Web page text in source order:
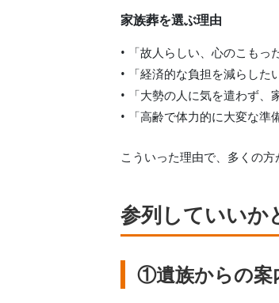
家族葬を選ぶ理由
• 「故人らしい、心のこもっ
• 「経済的な負担を減らした
• 「大勢の人に気を遣わず、
• 「高齢で体力的に大変な準
こういった理由で、多くの方
参列していいか
①遺族からの案